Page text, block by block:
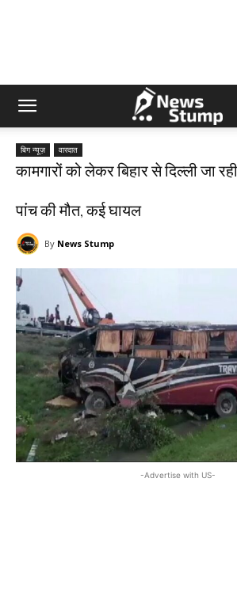
बिग न्यूज़ वारदात
कामगारों को लेकर बिहार से दिल्ली जा
पांच की मौत, कई घायल
By News Stump
-Advertise with US-